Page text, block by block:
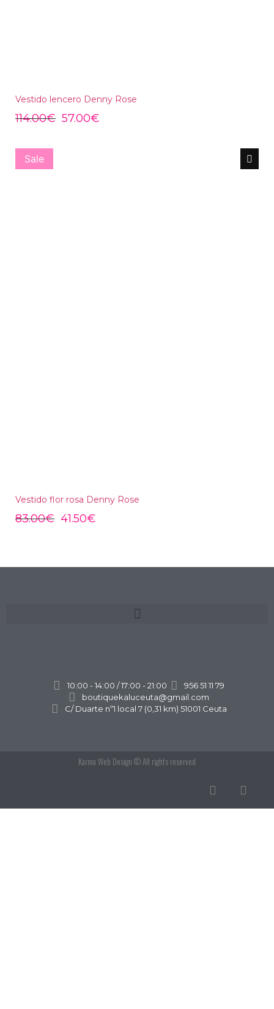
Vestido lencero Denny Rose
114.00€ 57.00€
Sale
Vestido flor rosa Denny Rose
83.00€ 41.50€
10:00 - 14:00 / 17:00 - 21:00
956 51 11 79
boutiquekaluceuta@gmail.com
C/ Duarte nº1 local 7 (0,31 km) 51001 Ceuta
Karma Web Design © All rights reserved